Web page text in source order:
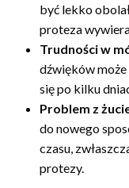
być lekko
proteza
Trudności w
dźwięków
się po kilku
Problem z
do nowego
czasu,
protezy.